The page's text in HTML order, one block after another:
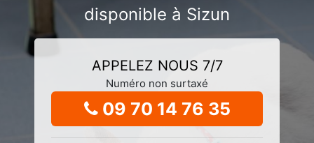
disponible à Sizun
APPELEZ NOUS 7/7
Numéro non surtaxé
09 70 14 76 35